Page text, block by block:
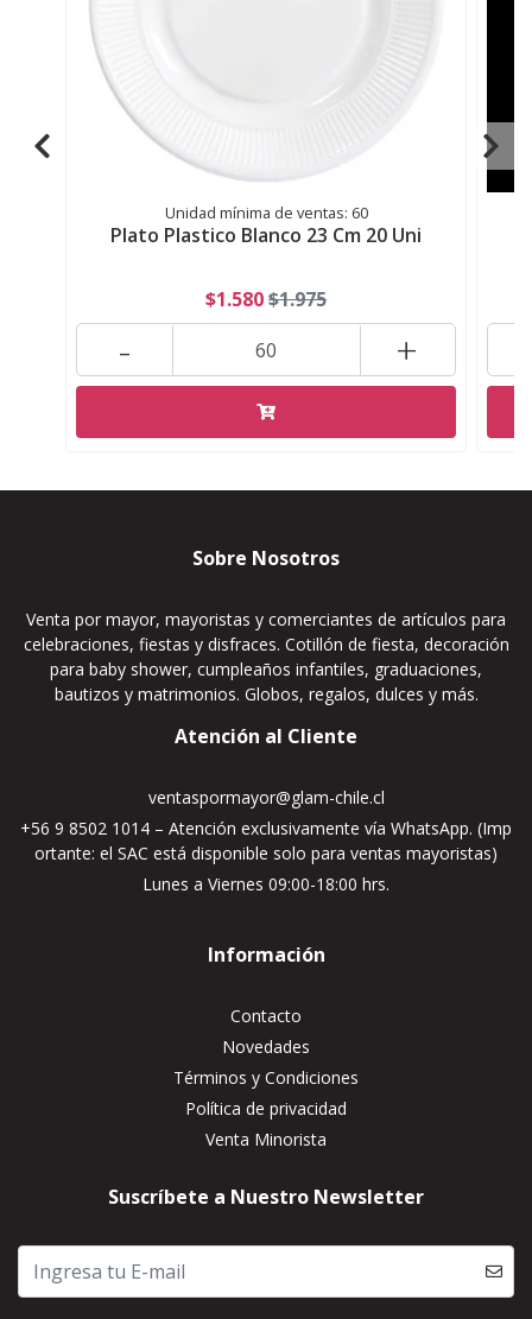
Unidad mínima de ventas: 60
Plato Plastico Blanco 23 Cm 20 Uni
$1.580$1.975
+
-
Sobre Nosotros
Venta por mayor, mayoristas y comerciantes de artículos para
celebraciones, fiestas y disfraces. Cotillón de fiesta, decoración
para baby shower, cumpleaños infantiles, graduaciones,
bautizos y matrimonios. Globos, regalos, dulces y más.
Atención al Cliente
ventaspormayor@glam-chile.cl
+56 9 8502 1014 – Atención exclusivamente vía WhatsApp. (Imp
ortante: el SAC está disponible solo para ventas mayoristas)
Lunes a Viernes 09:00-18:00 hrs.
Información
Contacto
Novedades
Términos y Condiciones
Política de privacidad
Venta Minorista
Suscríbete a Nuestro Newsletter